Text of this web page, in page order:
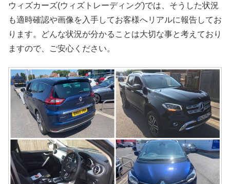
ウィズカーズ(ウィズトレーディング)では、そうした状況
も適時確認や画像を入手してお客様へリアルに報告してお
ります。どんな状況が分かることは大切な事と考えており
ますので、ご安心ください。